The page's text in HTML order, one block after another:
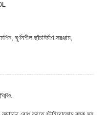
ঘূর্ণনশীল ছাঁচনির্মাণ সরঞ্জাম,